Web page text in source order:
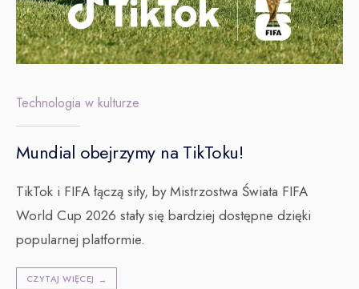
Technologia w kulturze
Mundial obejrzymy na TikToku!
TikTok i FIFA łączą siły, by Mistrzostwa Świata FIFA
World Cup 2026 stały się bardziej dostępne dzięki
popularnej platformie.
CZYTAJ WIĘCEJ →